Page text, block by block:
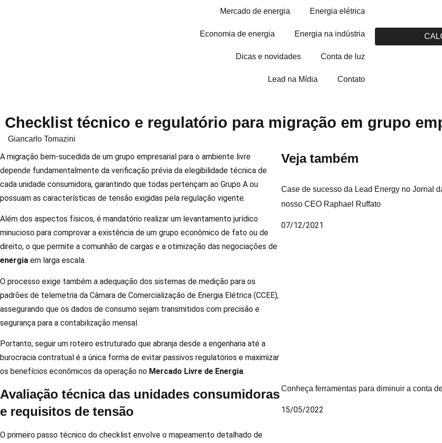
Mercado de energia Energia elétrica
Economia de energia Energia na indústria
Dicas e novidades Conta de luz
Lead na Mídia Contato
Checklist técnico e regulatório para migração em grupo
Giancarlo Tomazini
A migração bem-sucedida de um grupo empresarial para o ambiente livre
depende fundamentalmente da verificação prévia da elegibilidade técnica de
cada unidade consumidora, garantindo que todas pertençam ao Grupo A ou
possuam as características de tensão exigidas pela regulação vigente.
Além dos aspectos físicos, é mandatório realizar um levantamento jurídico
minucioso para comprovar a existência de um grupo econômico de fato ou de
direito, o que permite a comunhão de cargas e a otimização das negociações de
energia em larga escala.
O processo exige também a adequação dos sistemas de medição para os
padrões de telemetria da Câmara de Comercialização de Energia Elétrica (CCEE),
assegurando que os dados de consumo sejam transmitidos com precisão e
segurança para a contabilização mensal.
Portanto, seguir um roteiro estruturado que abranja desde a engenharia até a
burocracia contratual é a única forma de evitar passivos regulatórios e maximizar
os benefícios econômicos da operação no Mercado Livre de Energia.
Avaliação técnica das unidades consumidoras
e requisitos de tensão
O primeiro passo técnico do checklist envolve o mapeamento detalhado de
Veja também
Case de sucesso da Lead Energy no Jornal
nosso CEO Raphael Ruffato
07/12/2021
Conheça ferramentas para diminuir a conta
15/05/2022